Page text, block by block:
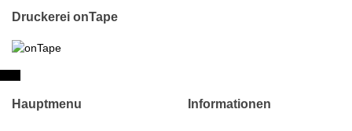
Druckerei onTape
Hauptmenu Informationen